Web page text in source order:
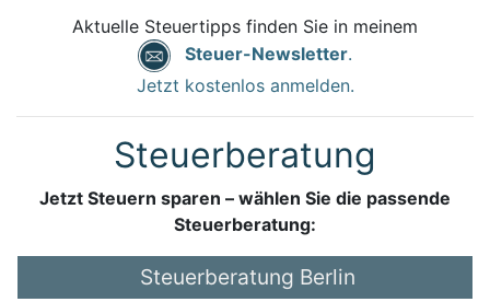
Aktuelle Steuertipps finden Sie in meinem
Steuer-Newsletter.
Jetzt kostenlos anmelden.
Steuerberatung
Jetzt Steuern sparen – wählen Sie die passende
Steuerberatung:
Steuerberatung Berlin